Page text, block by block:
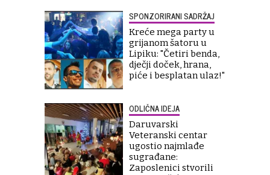
SPONZORIRANI SADRŽAJ
Kreće mega party u
grijanom šatoru u
Lipiku: "Četiri benda,
dječji doček, hrana,
piće i besplatan ulaz!"
ODLIČNA IDEJA
Daruvarski
Veteranski centar
ugostio najmlađe
sugrađane:
Zaposlenici stvorili